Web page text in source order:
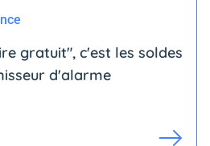
gratuit", c'est les soldes
d'alarme